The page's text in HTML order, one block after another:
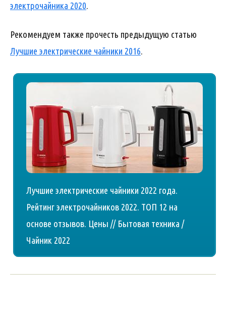
электрочайника 2020.
Рекомендуем также прочесть предыдущую статью
Лучшие электрические чайники 2016.
Лучшие электрические чайники 2022 года.
Рейтинг электрочайников 2022. ТОП 12 на
основе отзывов. Цены // Бытовая техника /
Чайник 2022